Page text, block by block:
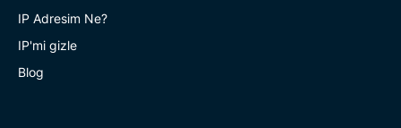
IP Adresim Ne?
IP'mi gizle
Blog